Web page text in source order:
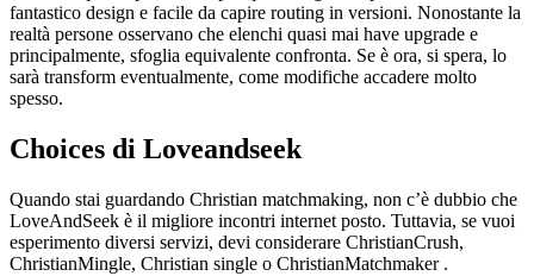
fantastico design e facile da capire routing in versioni. Nonostante la
realtà persone osservano che elenchi quasi mai have upgrade e
principalmente, sfoglia equivalente confronta. Se è ora, si spera, lo
sarà transform eventualmente, come modifiche accadere molto
spesso.
Choices di Loveandseek
Quando stai guardando Christian matchmaking, non c’è dubbio che
LoveAndSeek è il migliore incontri internet posto. Tuttavia, se vuoi
esperimento diversi servizi, devi considerare ChristianCrush,
ChristianMingle, Christian single o ChristianMatchmaker .